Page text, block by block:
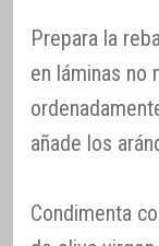
Prepara la
en láminas no
añade los
Condimenta